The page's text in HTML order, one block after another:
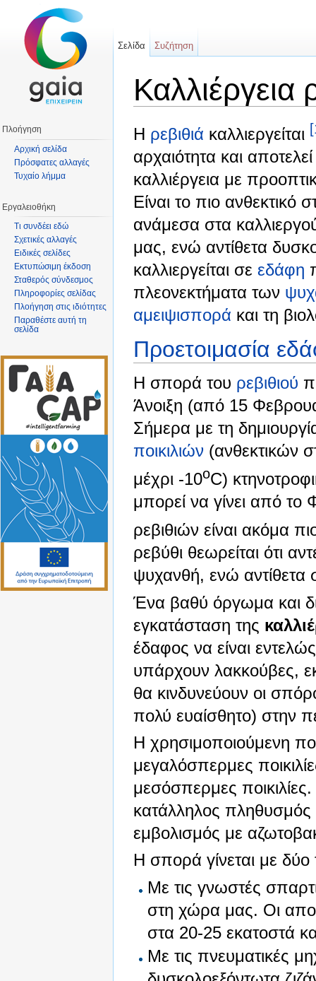
Καλλιέργεια
Η ρεβιθιά καλλιεργείται
αρχαιότητα και
καλλιέργεια με
Είναι το πιο ανθεκτικό
ανάμεσα στα
μας, ενώ αντίθετα
καλλιεργείται σε εδάφη
πλεονεκτήματα των
αμειψισπορά και τη
Προετοιμασία
Η σπορά του ρεβιθιού
Άνοιξη (από 15
Σήμερα με τη
ποικιλιών (ανθεκτικών
μέχρι -10oC)
μπορεί να γίνει από
ρεβιθιών είναι ακόμα
ρεβύθι θεωρείται ότι
ψυχανθή, ενώ αντίθετα
Ένα βαθύ όργωμα και
εγκατάσταση της
έδαφος να είναι
υπάρχουν λακκούβες,
θα κινδυνεύουν οι
πολύ ευαίσθητο) στην
Η χρησιμοποιούμενη
μεγαλόσπερμες
μεσόσπερμες
κατάλληλος πληθυσμός
εμβολισμός με
Η σπορά γίνεται με
Με τις γνωστές
στη χώρα μας. Οι
στα 20-25 εκατοστά
Με τις πνευματικές
Σελίδα Συζήτηση
Πλοήγηση
Αρχική σελίδα
Πρόσφατες αλλαγές
Τυχαίο λήμμα
Εργαλειοθήκη
Τι συνδέει εδώ
Σχετικές αλλαγές
Ειδικές σελίδες
Εκτυπώσιμη έκδοση
Σταθερός σύνδεσμος
Πληροφορίες σελίδας
Πλοήγηση στις ιδιότητες
Παραθέστε αυτή τη
σελίδα